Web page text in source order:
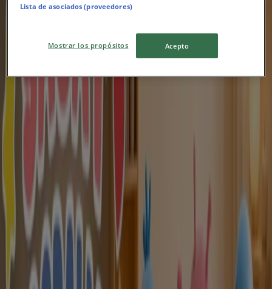
Kangaboo akciós
A legjobb ajánlataink Önnek
Lista de asociados (proveedores)
Mostrar los propósitos Acepto